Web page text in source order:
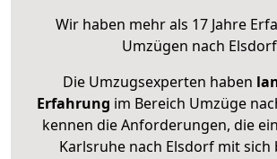
Wir haben mehr als 17 Jahre
Umzügen nach Elsdorf
Die Umzugsexperten haben
Erfahrung im Bereich Umzüge
kennen die Anforderungen, die
Karlsruhe nach Elsdorf mit sich